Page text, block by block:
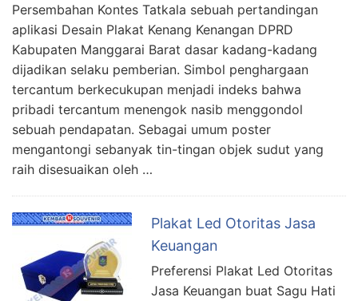
Persembahan Kontes Tatkala sebuah pertandingan
aplikasi Desain Plakat Kenang Kenangan DPRD
Kabupaten Manggarai Barat dasar kadang-kadang
dijadikan selaku pemberian. Simbol penghargaan
tercantum berkecukupan menjadi indeks bahwa
pribadi tercantum menengok nasib menggondol
sebuah pendapatan. Sebagai umum poster
mengantongi sebanyak tin-tingan objek sudut yang
raih disesuaikan oleh …
Plakat Led Otoritas Jasa
Keuangan
Preferensi Plakat Led Otoritas
Jasa Keuangan buat Sagu Hati